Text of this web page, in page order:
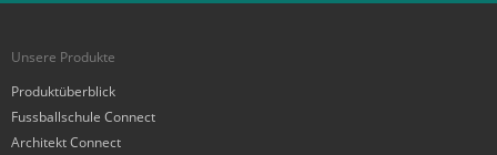
Unsere Produkte
Produktüberblick
Fussballschule Connect
Architekt Connect